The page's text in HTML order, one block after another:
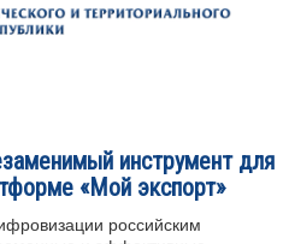
инструмент для
«Мой экспорт»
российским